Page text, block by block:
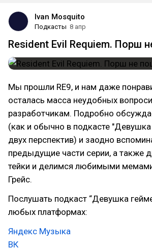
Ivan Mosquito
Подкасты 8 апр
Resident Evil Requiem. Порш
Мы прошли RE9, и нам даже
осталась масса неудобных
разработчикам. Подробно
(как и обычно в подкасте "Девушка
двух перспектив) и заодно
предыдущие части серии, а также
тейки и делимся любимыми
Грейс.
Послушать подкаст “Девушка
любых платформах:
Яндекс Музыка
ВК